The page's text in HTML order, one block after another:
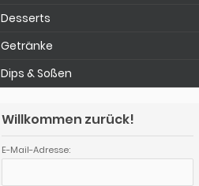
Desserts
Getränke
Dips & Soßen
Willkommen zurück!
E-Mail-Adresse: